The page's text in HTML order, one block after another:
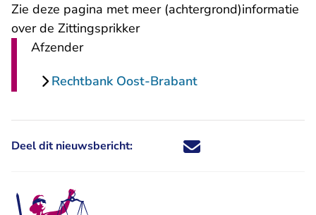
Zie deze pagina met meer (achtergrond)informatie
over de Zittingsprikker
Afzender
Rechtbank Oost-Brabant
Deel dit nieuwsbericht: Deel dit nieuwsbericht via X -
Deel dit nieuwsbericht via
Deel dit nieuwsbericht
Deel dit